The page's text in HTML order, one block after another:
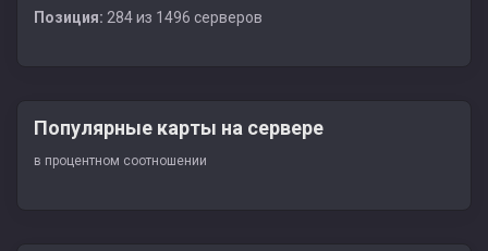
Позиция: 284 из 1496 серверов
Популярные карты на сервере
в процентном соотношении